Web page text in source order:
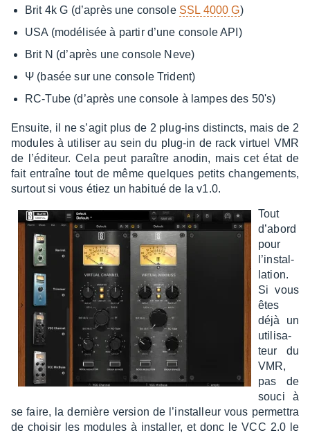
Brit 4k G (d’après une console SSL 4000 G)
USA (modé­li­sée à partir d’une console API)
Brit N (d’après une console Neve)
Ψ (basée sur une console Trident)
RC-Tube (d’après une console à lampes des 50's)
Ensuite, il ne s’agit plus de 2 plug-ins distincts, mais de 2
modules à utili­ser au sein du plug-in de rack virtuel VMR
de l’édi­teur. Cela peut paraître anodin, mais cet état de
fait entraîne tout de même quelques petits chan­ge­ments,
surtout si vous étiez un habi­tué de la v1.0.
Tout
d’abord
pour
l’ins­tal­
la­tion.
Si vous
êtes
déjà un
utili­sa­
teur du
VMR,
pas de
souci à
se faire, la dernière version de l’ins­tal­leur vous permet­tra
de choi­sir les modules à instal­ler, et donc le VCC 2.0 le